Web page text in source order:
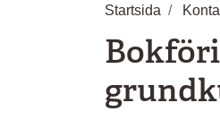
Startsida